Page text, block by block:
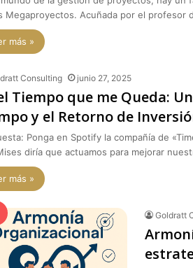
Megaproyectos. Acuñada por el profesor
más »
Consulting junio 27, 2025
Tiempo que me Queda:
y el Retorno de
Ponga en Spotify la compañía de
diría que actuamos para mejorar
más »
Goldratt